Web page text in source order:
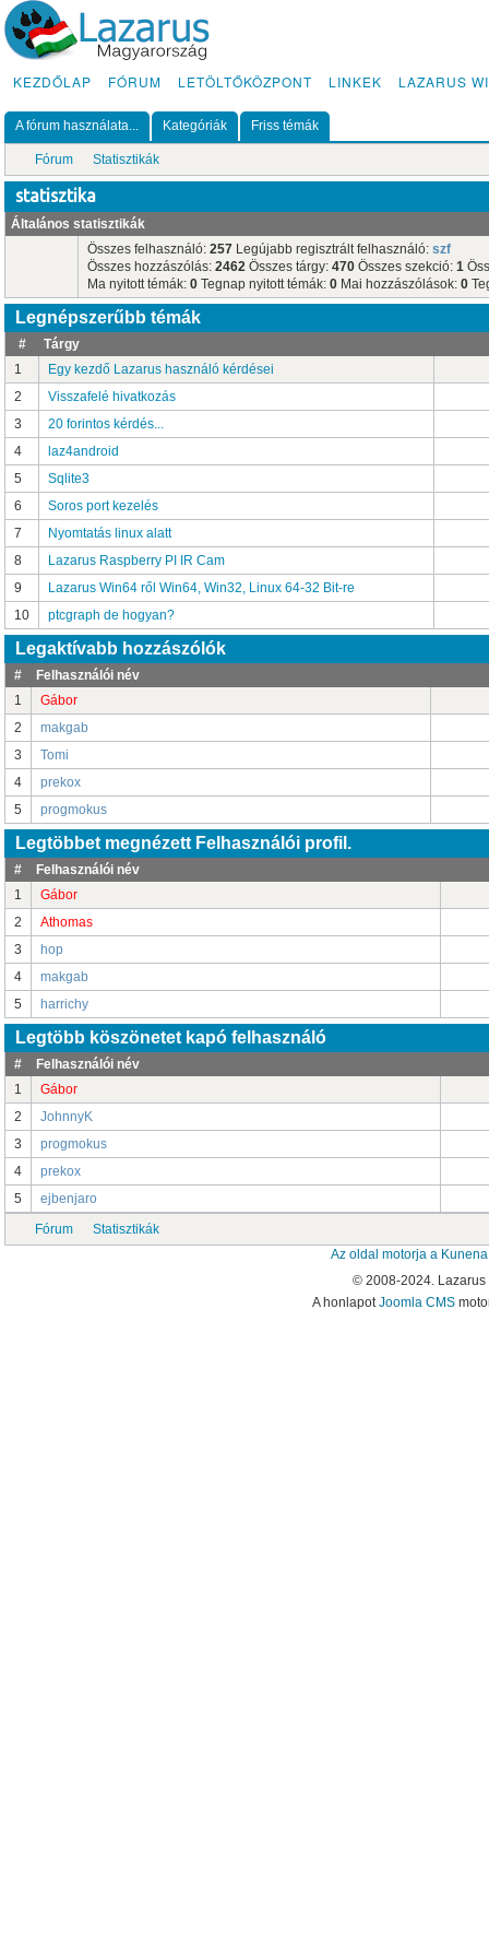
KEZDŐLAP FÓRUM LETÖLTŐKÖZPONT LINKEK LAZARUS
A fórum használata... Kategóriák Friss témák
Fórum Statisztikák
statisztika
Általános statisztikák
Összes felhasználó: 257 Legújabb regisztrált felhasználó: szf
Összes hozzászólás: 2462 Összes tárgy: 470 Összes szekció: 1
Ma nyitott témák: 0 Tegnap nyitott témák: 0 Mai hozzászólások: 0
Legnépszerűbb témák
#
Tárgy
1
Egy kezdő Lazarus használó kérdései
2
Visszafelé hivatkozás
3
20 forintos kérdés...
4
laz4android
5
Sqlite3
6
Soros port kezelés
7
Nyomtatás linux alatt
8
Lazarus Raspberry PI IR Cam
9
Lazarus Win64 ről Win64, Win32, Linux 64-32 Bit-re
10
ptcgraph de hogyan?
Legaktívabb hozzászólók
#
Felhasználói név
1
Gábor
2
makgab
3
Tomi
4
prekox
5
progmokus
Legtöbbet megnézett Felhasználói profil.
#
Felhasználói név
1
Gábor
2
Athomas
3
hop
4
makgab
5
harrichy
Legtöbb köszönetet kapó felhasználó
#
Felhasználói név
1
Gábor
2
JohnnyK
3
progmokus
4
prekox
5
ejbenjaro
Fórum
Statisztikák
Az oldal motorja a
© 2008-2024.
A honlapotJoomla CMS